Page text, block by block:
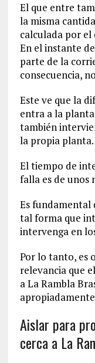
El que entre
la misma
calculada por el
En el instante
parte de la
consecuencia,
Este ve que la
entra a la
también
la propia planta.
El tiempo de
falla es de unos
Es fundamental
tal forma que
intervenga en
Por lo tanto, es
relevancia que
a La Rambla
Aislar para
cerca a La